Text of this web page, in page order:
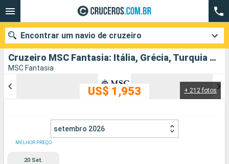
Cruzeiro MSC Fantasia: Itália, Grécia, Turquia partindo de Istambul
MSC Fantasia
+ 212 fotos
US$ 1,953
setembro 2026
MELHOR PREÇO
20 Set.
Encontrar um navio de cruzeiro
Cidades Companhias